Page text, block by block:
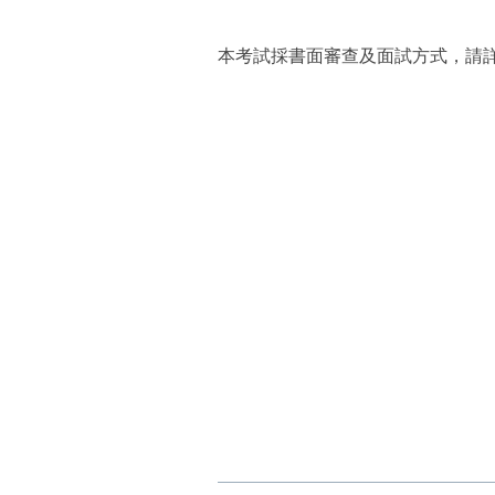
本考試採書面審查及面試方式，請